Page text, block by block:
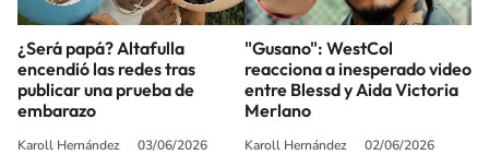
¿Será papá? Altafulla
encendió las redes tras
publicar una prueba de
embarazo
Karoll Hernández 03/06/2026
"Gusano": WestCol
reacciona a inesperado video
entre Blessd y Aida Victoria
Merlano
Karoll Hernández 02/06/2026